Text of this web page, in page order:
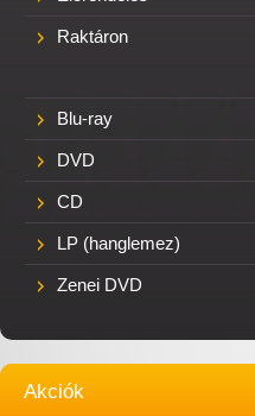
Raktáron
Blu-ray
DVD
CD
LP (hanglemez)
Zenei DVD
Akciók